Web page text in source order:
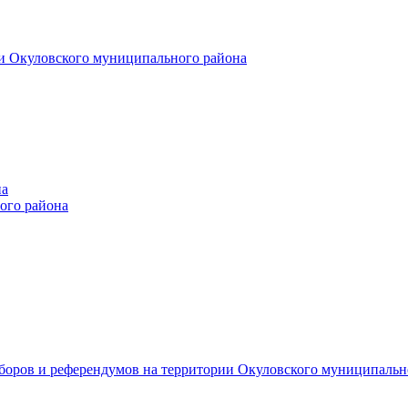
муниципального района
района
и референдумов на территории Окуловского